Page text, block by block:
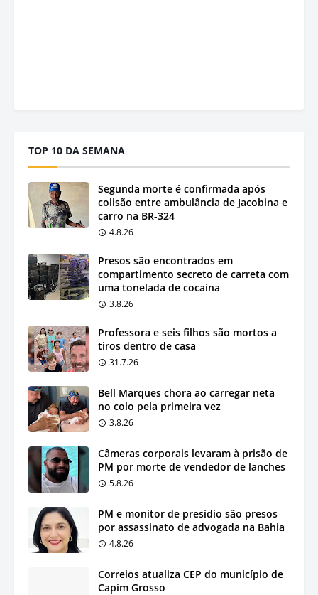
TOP 10 DA SEMANA
Segunda morte é confirmada após
colisão entre ambulância de Jacobina e
carro na BR-324
4.8.26
Presos são encontrados em
compartimento secreto de carreta com
uma tonelada de cocaína
3.8.26
Professora e seis filhos são mortos a
tiros dentro de casa
31.7.26
Bell Marques chora ao carregar neta
no colo pela primeira vez
3.8.26
Câmeras corporais levaram à prisão de
PM por morte de vendedor de lanches
5.8.26
PM e monitor de presídio são presos
por assassinato de advogada na Bahia
4.8.26
Correios atualiza CEP do município de
Capim Grosso